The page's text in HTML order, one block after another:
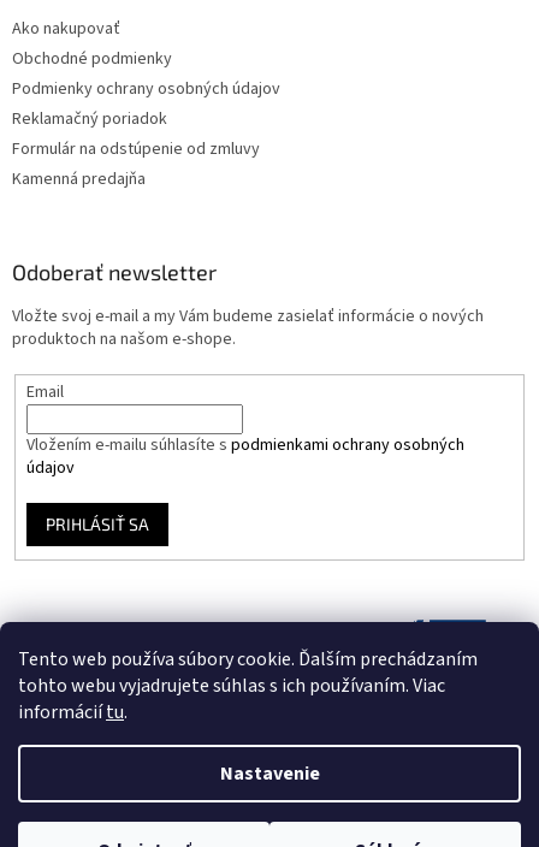
Tento web používa súbory cookie. Ďalším prechádzaním
tohto webu vyjadrujete súhlas s ich používaním. Viac
informáciítu.
Nastavenie
Ako nakupovať
Obchodné podmienky
Podmienky ochrany osobných údajov
Reklamačný poriadok
Formulár na odstúpenie od zmluvy
Kamenná predajňa
Odoberať newsletter
Vložte svoj e-mail a my Vám budeme zasielať informácie o nových
produktoch na našom e-shope.
Email
Vložením e-mailu súhlasíte s podmienkami ochrany osobných
údajov
PRIHLÁSIŤ SA
Vytvoril Shoptet